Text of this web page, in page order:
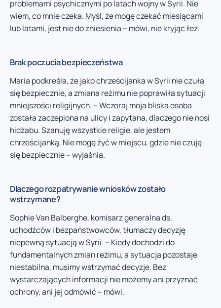
problemami psychicznymi po latach wojny w Syrii. Nie
wiem, co mnie czeka. Myśl, że mogę czekać miesiącami
lub latami, jest nie do zniesienia – mówi, nie kryjąc łez.
Brak poczucia bezpieczeństwa
Maria podkreśla, że jako chrześcijanka w Syrii nie czuła
się bezpiecznie, a zmiana reżimu nie poprawiła sytuacji
mniejszości religijnych. – Wczoraj moja bliska osoba
została zaczepiona na ulicy i zapytana, dlaczego nie nosi
hidżabu. Szanuję wszystkie religie, ale jestem
chrześcijanką. Nie mogę żyć w miejscu, gdzie nie czuję
się bezpiecznie – wyjaśnia.
Dlaczego rozpatrywanie wniosków zostało
wstrzymane?
Sophie Van Balberghe, komisarz generalna ds.
uchodźców i bezpaństwowców, tłumaczy decyzję
niepewną sytuacją w Syrii. – Kiedy dochodzi do
fundamentalnych zmian reżimu, a sytuacja pozostaje
niestabilna, musimy wstrzymać decyzje. Bez
wystarczających informacji nie możemy ani przyznać
ochrony, ani jej odmówić – mówi.